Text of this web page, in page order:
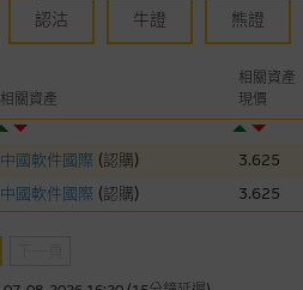
認沽 牛證 熊證
相關資產
相關資產
現價
中國軟件國際 (認購) 3.625
中國軟件國際 (認購) 3.625
予更改或刪除，而毋須作出通知。
任何指示價格報價、公開資料
的，因此並不保證該類報價單
績並不保證將來表現。網站內容
何用途上均完整、可靠、準確、
網站內容不構成要約及徵求要約